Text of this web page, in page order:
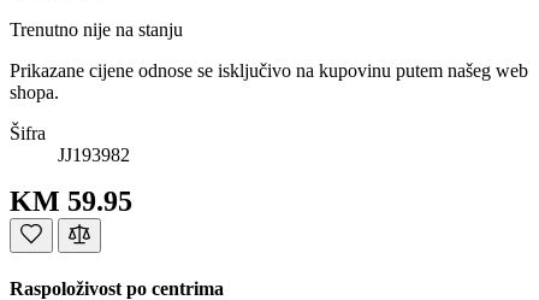
Trenutno nije na stanju
Prikazane cijene odnose se isključivo na kupovinu putem našeg web
shopa.
Šifra
JJ193982
KM 59.95
Raspoloživost po centrima